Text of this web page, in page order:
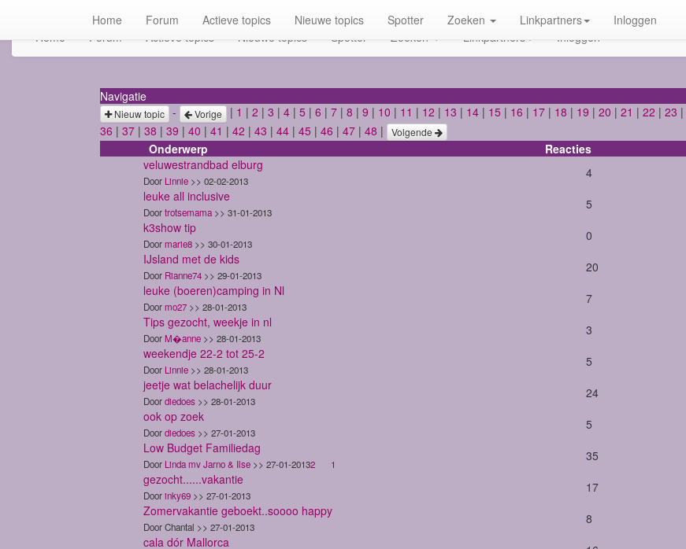
Home Forum Actieve topics Nieuwe topics Spotter Zoeken Linkpartners Inloggen
Home Forum Actieve topics Nieuwe topics Spotter Zoeken Linkpartners Inloggen
Navigatie
Nieuw topic - Vorige | 1 | 2 | 3 | 4 | 5 | 6 | 7 | 8 | 9 | 10 | 11 | 12 | 13 | 14 | 15 | 16 | 17 | 18 | 19 | 20 | 21 | 22 | 23 |
36 | 37 | 38 | 39 | 40 | 41 | 42 | 43 | 44 | 45 | 46 | 47 | 48 | Volgende
Onderwerp Reacties
veluwestrandbad elburg
Door Linnie >> 02-02-2013
4
leuke all inclusive
Doortrotsemama >> 31-01-2013
5
k3show tip
Doormarie8 >> 30-01-2013
0
IJsland met de kids
Door Rianne74 >> 29-01-2013
20
leuke (boeren)camping in Nl
Doormo27 >> 28-01-2013
7
Tips gezocht, weekje in nl
DoorM�anne >> 28-01-2013
3
weekendje 22-2 tot 25-2
Door Linnie >> 28-01-2013
5
jeetje wat belachelijk duur
Doordiedoes >> 28-01-2013
24
ook op zoek
Doordiedoes >> 27-01-2013
5
Low Budget Familiedag
Door Linda mv Jarno & Ilse >> 27-01-20132 1
35
gezocht......vakantie
Doorinky69 >> 27-01-2013
17
Zomervakantie geboekt..soooo happy
Door Chantal >> 27-01-2013
8
cala dór Mallorca